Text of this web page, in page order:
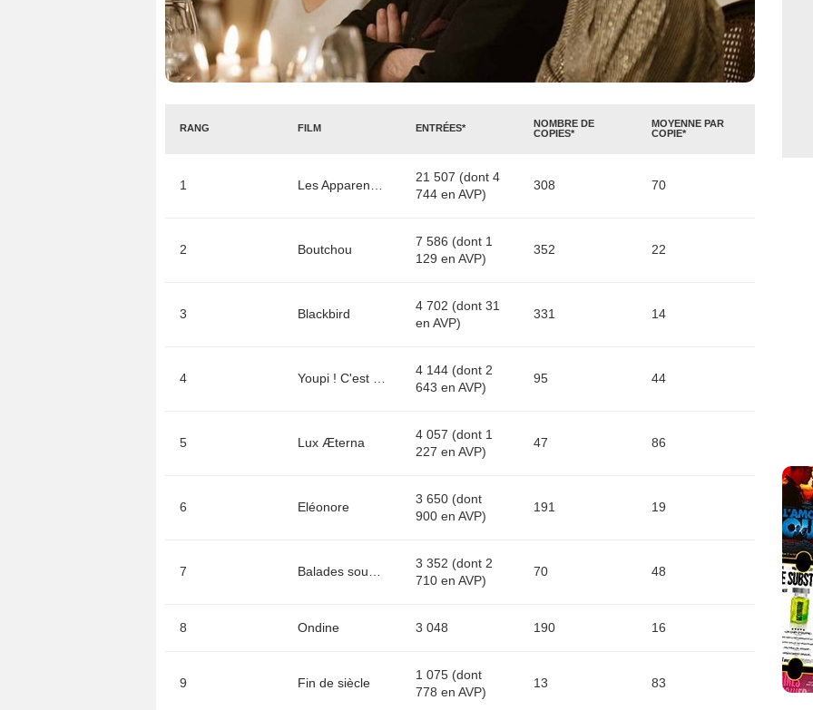
RANG FILM ENTRÉES*
NOMBRE DE
COPIES*
MOYENNE PAR
COPIE*
1 Les Apparences
21 507 (dont 4
744 en AVP)
308 70
2 Boutchou
7 586 (dont 1
129 en AVP)
352 22
3 Blackbird
4 702 (dont 31
en AVP)
331 14
4 Youpi ! C'est mercredi
4 144 (dont 2
643 en AVP)
95 44
5 Lux Æterna
4 057 (dont 1
227 en AVP)
47 86
6 Eléonore
3 650 (dont
900 en AVP)
191 19
7 Balades sous les étoiles
3 352 (dont 2
710 en AVP)
70 48
8 Ondine 3 048 190 16
9 Fin de siècle
1 075 (dont
778 en AVP)
13 83